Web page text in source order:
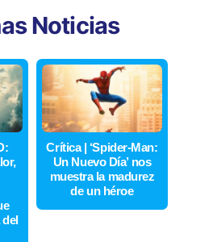
Noticias
del
Crítica | ‘Spider-Man:
Un Nuevo Día’ nos
muestra la madurez
de un héroe